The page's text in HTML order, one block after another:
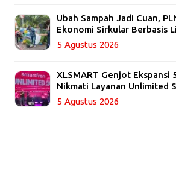
Ubah Sampah Jadi Cuan,
Ekonomi Sirkular Berbasis
5 Agustus 2026
XLSMART Genjot Ekspansi
Nikmati Layanan Unlimited
5 Agustus 2026